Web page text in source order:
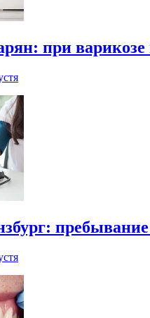
при